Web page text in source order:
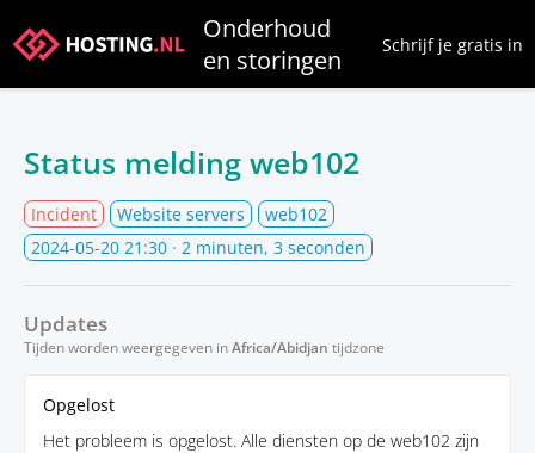
Onderhoud
en storingen
Schrijf je gratis in
Status melding web102
Incident Website servers
web102
2024-05-20 21:30 · 2 minuten, 3 seconden
Updates
Tijden worden weergegeven inAfrica/Abidjan tijdzone
Opgelost
Het probleem is opgelost. Alle diensten op de web102 zijn